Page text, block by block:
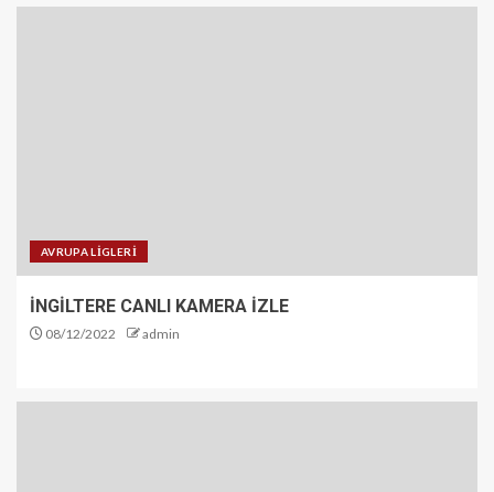
AVRUPA LİGLERİ
İNGİLTERE CANLI KAMERA İZLE
08/12/2022 admin